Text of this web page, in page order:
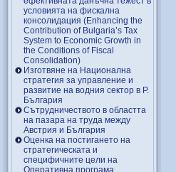
условията на фискална
консолидация (Enhancing the
Contribution of Bulgaria’s Tax
System to Economic Growth in
the Conditions of Fiscal
Consolidation)
Изготвяне на Национална
стратегия за управление и
развитие на водния сектор в Р.
България
Сътрудничеството в областта
на пазара на труда между
Австрия и България
Оценка на постигането на
стратегическата и
специфичните цели на
Оперативна програма